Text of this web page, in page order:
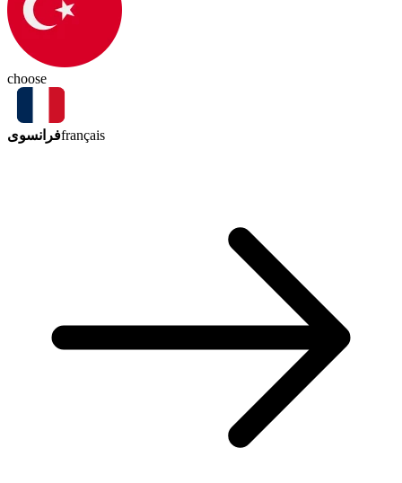
choose
فرانسویfrançais